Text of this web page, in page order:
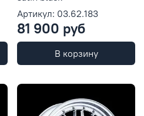
Артикул: 03.62.183
81 900 руб
В корзину